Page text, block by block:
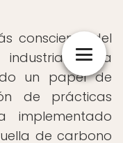
consciente del
industria de la
un papel de
de prácticas
implementado
de carbono